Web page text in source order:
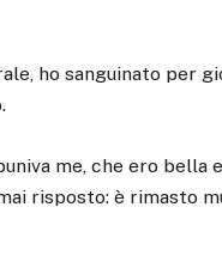
ho sanguinato per
me, che ero bella
risposto: è rimasto